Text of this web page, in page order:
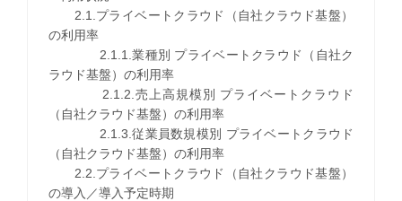
2.1.プライベートクラウド（自社クラウド基盤）
の利用率
2.1.1.業種別 プライベートクラウド（自社ク
ラウド基盤）の利用率
2.1.2.売上高規模別 プライベートクラウド
（自社クラウド基盤）の利用率
2.1.3.従業員数規模別 プライベートクラウド
（自社クラウド基盤）の利用率
2.2.プライベートクラウド（自社クラウド基盤）
の導入／導入予定時期